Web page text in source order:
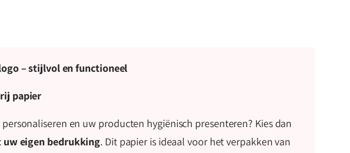
– stijlvol en functioneel
papier
en uw producten hygiënisch presenteren? Kies dan
eigen bedrukking. Dit papier is ideaal voor het verpakken van